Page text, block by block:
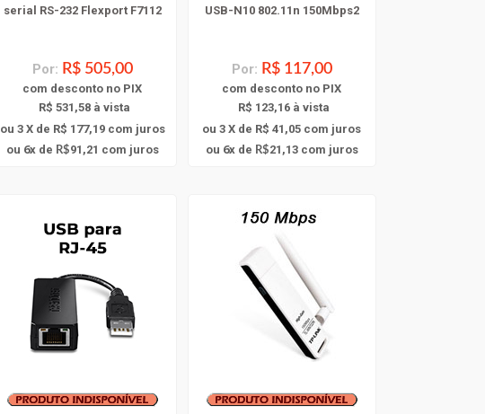
serial RS-232 Flexport F7112
Por: R$ 505,00
com desconto no PIX
R$ 531,58 à vista
ou 3 X de R$ 177,19com juros
ou 6x de R$91,21 com juros
USB-N10 802.11n 150Mbps2
Por: R$ 117,00
com desconto no PIX
R$ 123,16 à vista
ou 3 X de R$ 41,05 com juros
ou 6x de R$21,13com juros